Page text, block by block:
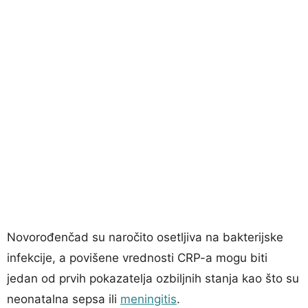
Novorođenčad su naročito osetljiva na bakterijske
infekcije, a povišene vrednosti CRP-a mogu biti
jedan od prvih pokazatelja ozbiljnih stanja kao što su
neonatalna sepsa ili meningitis.